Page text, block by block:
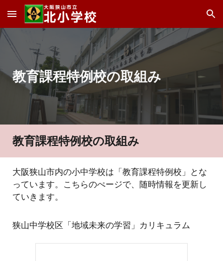
Skip to main content Skip to navigation
教育課程特例校の取組み
教育課程特例校の取組み
大阪狭山市内の小中学校は「教育課程特例校」とな
っています。こちらのぺージで、随時情報を更新し
ていきます。
狭山中学校区「地域未来の学習」カリキュラム